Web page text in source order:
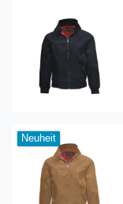
Neuheit